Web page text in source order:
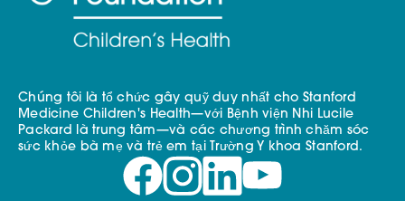
Chúng tôi là tổ chức gây quỹ duy nhất cho Stanford
Medicine Children's Health—với Bệnh viện Nhi Lucile
Packard là trung tâm—và các chương trình chăm sóc
sức khỏe bà mẹ và trẻ em tại Trường Y khoa Stanford.